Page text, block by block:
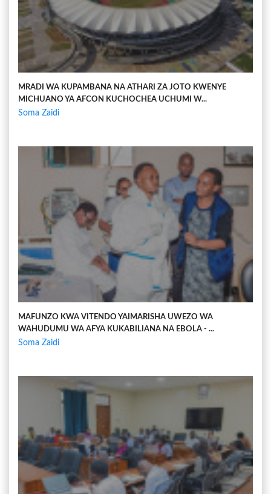
MRADI WA KUPAMBANA NA ATHARI ZA JOTO KWENYE
MICHUANO YA AFCON KUCHOCHEA UCHUMI W...
Soma Zaidi
MAFUNZO KWA VITENDO YAIMARISHA UWEZO WA
WAHUDUMU WA AFYA KUKABILIANA NA EBOLA - ...
Soma Zaidi